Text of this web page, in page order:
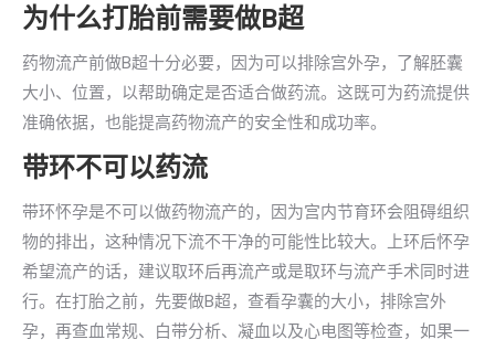
为什么打胎前需要做B超
药物流产前做B超十分必要，因为可以排除宫外孕，了解胚囊
大小、位置，以帮助确定是否适合做药流。这既可为药流提供
准确依据，也能提高药物流产的安全性和成功率。
带环不可以药流
带环怀孕是不可以做药物流产的，因为宫内节育环会阻碍组织
物的排出，这种情况下流不干净的可能性比较大。上环后怀孕
希望流产的话，建议取环后再流产或是取环与流产手术同时进
行。在打胎之前，先要做B超，查看孕囊的大小，排除宫外
孕，再查血常规、白带分析、凝血以及心电图等检查，如果一